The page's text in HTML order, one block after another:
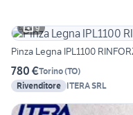
9
Pinza Legna IPL1100
780 €Torino(TO)
Rivenditore ITERA SRL